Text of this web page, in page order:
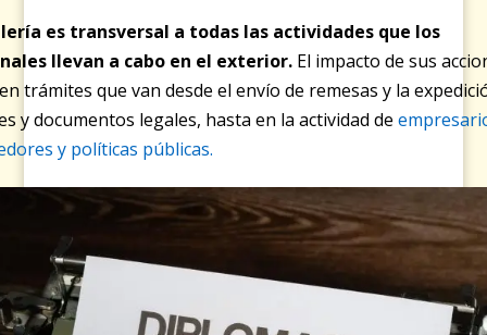
es transversal a todas las actividades que los
llevan a cabo en el exterior. El impacto de sus
trámites que van desde el envío de remesas y la
y documentos legales, hasta en la actividad de
y políticas públicas.